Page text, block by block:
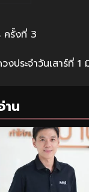
ครั้งที่ 3
งประจำวันเสาร์ที่
าน